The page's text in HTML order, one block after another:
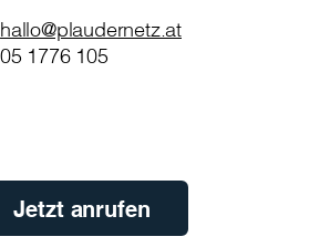
hallo@plaudernetz.at
05 1776 105
Jetzt anrufen